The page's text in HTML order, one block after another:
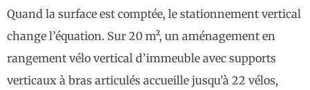
Quand la surface est comptée, le stationnement vertical
change l’équation. Sur 20 m², un aménagement en
rangement vélo vertical d’immeuble avec supports
verticaux à bras articulés accueille jusqu’à 22 vélos,